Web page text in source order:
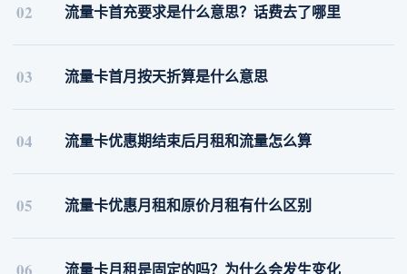
02 流量卡首充要求是什么意思？话费去了哪里
03 流量卡首月按天折算是什么意思
04 流量卡优惠期结束后月租和流量怎么算
05 流量卡优惠月租和原价月租有什么区别
流量卡月租是固定的吗？为什么会发生变化